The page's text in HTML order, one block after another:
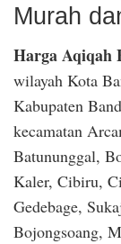
Murah
Harga Aqiqah
wilayah Kota
Kabupaten
kecamatan
Batununggal,
Kaler, Cibiru,
Gedebage,
Bojongsoang,